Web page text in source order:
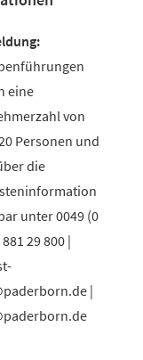
eine
von
Personen und
die
unter 0049 (0
29 800 |
|